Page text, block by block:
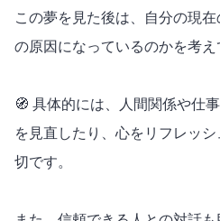
この夢を見た後は、自分の現
の原因になっているのかを考え
🧭 具体的には、人間関係や仕
を見直したり、心をリフレッ
切です。